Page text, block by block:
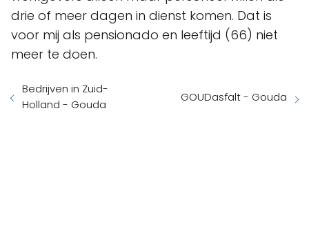
drie of meer dagen in dienst komen. Dat is
voor mij als pensionado en leeftijd (66) niet
meer te doen.
Bedrijven in Zuid-
Holland - Gouda
GOUDasfalt - Gouda